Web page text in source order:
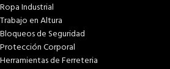
Ropa Industrial
Trabajo en Altura
Bloqueos de Seguridad
Protección Corporal
Herramientas de Ferreteria